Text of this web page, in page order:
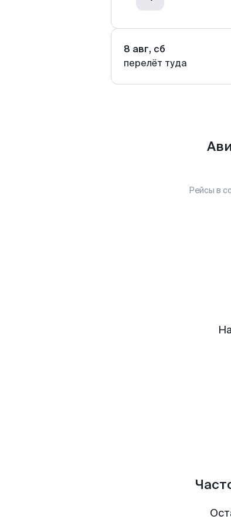
8 авг, сб
перелёт туда
Рейсы в